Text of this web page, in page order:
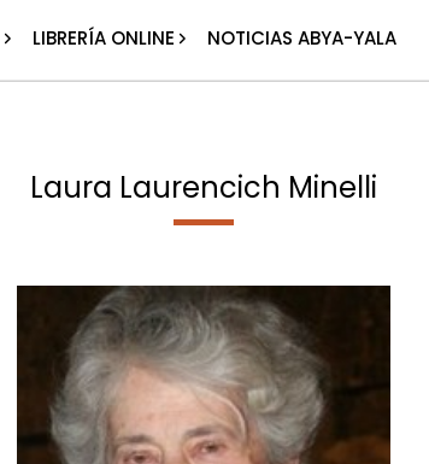
LIBRERÍA ONLINE NOTICIAS ABYA-YALA
Laura Laurencich Minelli